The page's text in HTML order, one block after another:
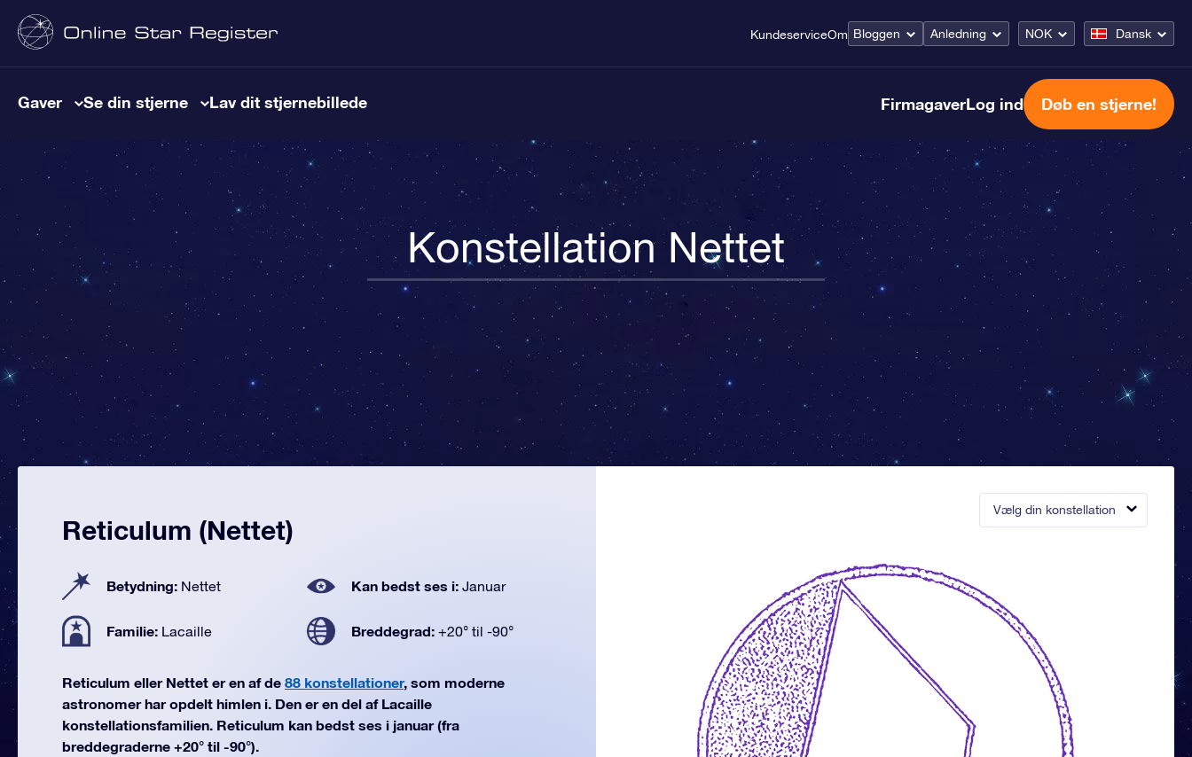
KundeserviceOm Bloggen Anledning NOK Dansk
Gaver Se din stjerne Lav dit stjernebillede FirmagaverLog ind Døb en stjerne!
Konstellation Nettet
Vælg din konstellation
Reticulum (Nettet)
Betydning: Nettet Kan bedst ses i: Januar
Familie: Lacaille Breddegrad: +20° til -90°
Reticulum eller Nettet er en af de 88 konstellationer, som moderne
astronomer har opdelt himlen i. Den er en del af Lacaille
konstellationsfamilien. Reticulum kan bedst ses i januar (fra
breddegraderne +20° til -90°).